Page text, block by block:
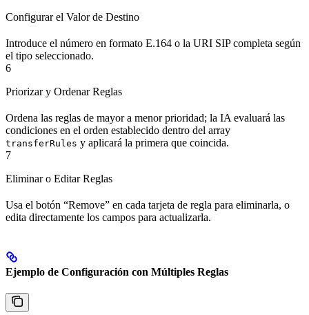
Configurar el Valor de Destino
Introduce el número en formato E.164 o la URI SIP completa según
el tipo seleccionado.
6
Priorizar y Ordenar Reglas
Ordena las reglas de mayor a menor prioridad; la IA evaluará las
condiciones en el orden establecido dentro del array
transferRules y aplicará la primera que coincida.
7
Eliminar o Editar Reglas
Usa el botón “Remove” en cada tarjeta de regla para eliminarla, o
edita directamente los campos para actualizarla.
Ejemplo de Configuración con Múltiples Reglas